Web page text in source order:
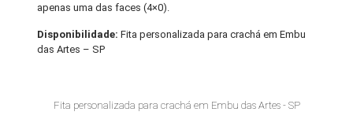
apenas uma das faces (4×0).
Disponibilidade:Fita personalizada para crachá em Embu
das Artes – SP
Fita personalizada para crachá em Embu das Artes - SP